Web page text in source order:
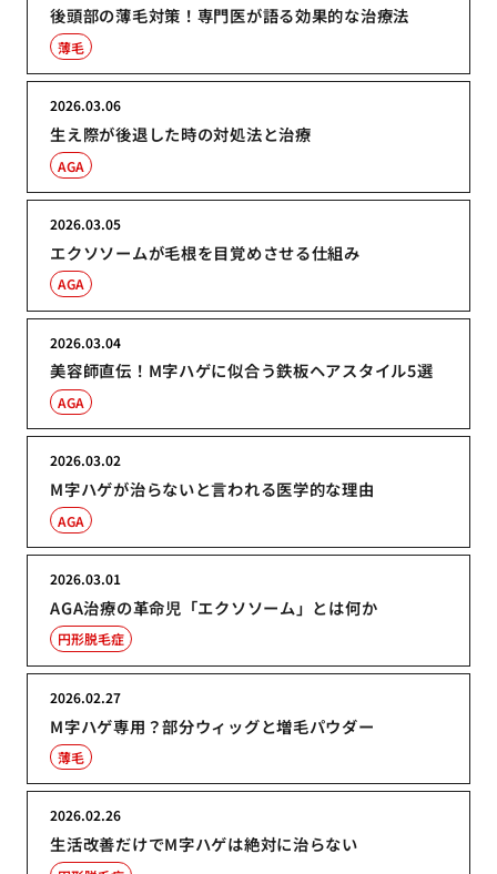
後頭部の薄毛対策！専門医が語る効果的な治療法
薄毛
生え際が後退した時の対処法と治療
2026.03.06
AGA
エクソソームが毛根を目覚めさせる仕組み
2026.03.05
AGA
美容師直伝！M字ハゲに似合う鉄板ヘアスタイル5選
2026.03.04
AGA
M字ハゲが治らないと言われる医学的な理由
2026.03.02
AGA
AGA治療の革命児「エクソソーム」とは何か
2026.03.01
円形脱毛症
M字ハゲ専用？部分ウィッグと増毛パウダー
2026.02.27
薄毛
生活改善だけでM字ハゲは絶対に治らない
2026.02.26